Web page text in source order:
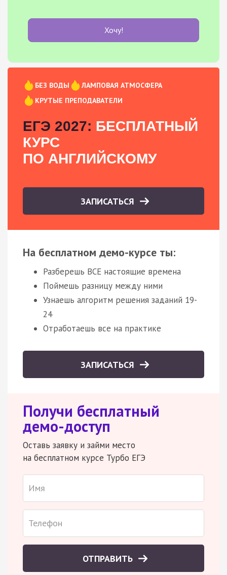
Хочу!
БЕЗ ВОДЫ
ЛАМПОВАЯ АТМОСФЕРА
КРУТЫЕ ПРЕПОДАВАТЕЛИ
ЕГЭ 2027: БЕСПЛАТНЫЙ
КУРС
ПО АНГЛИЙСКОМУ
ЗАПИСАТЬСЯ
На бесплатном демо-курсе ты:
Разберешь ВСЕ настоящие времена
Поймешь разницу между ними
Узнаешь алгоритм решения заданий 19-
24
Отработаешь все на практике
ЗАПИСАТЬСЯ
Получи бесплатный
демо-доступ
Оставь заявку и займи место
на бесплатном курсе Турбо ЕГЭ
ОТПРАВИТЬ